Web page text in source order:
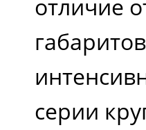
отличие
серии